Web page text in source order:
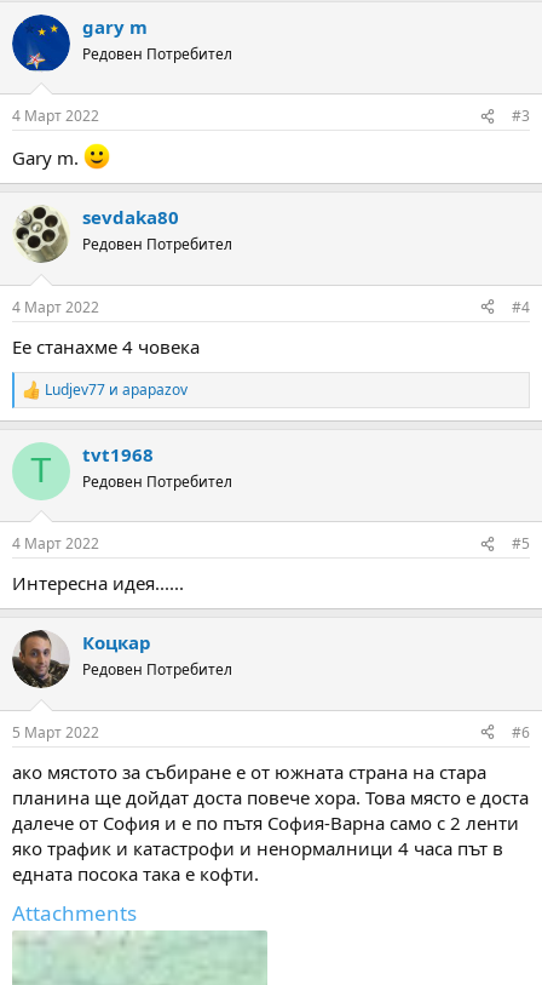
c
i
s
gary m
Редовен Потребител
4 Март 2022 #3
Gary m.
sevdaka80
Редовен Потребител
4 Март 2022 #4
Ее станахме 4 човека
R
e
c
i
s
Ludjev77 и apapazov
T tvt1968
Редовен Потребител
4 Март 2022 #5
Интересна идея......
Коцкар
Редовен Потребител
5 Март 2022 #6
ако мястото за събиране е от южната страна на стара
планина ще дойдат доста повече хора. Това място е доста
далече от София и е по пътя София-Варна само с 2 ленти
яко трафик и катастрофи и ненормалници 4 часа път в
едната посока така е кофти.
Attachments